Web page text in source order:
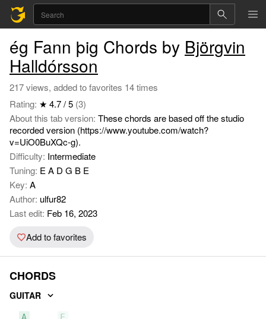
ég Fann þig Chords by Björgvin
Halldórsson
217 views, added to favorites 14 times
Rating: ★ 4.7 / 5 (3)
About this tab version: These chords are based off the studio
recorded version (https://www.youtube.com/watch?
v=UiO0BuXQc-g).
Difficulty: Intermediate
Tuning: E A D G B E
Key: A
Author: ulfur82
Last edit: Feb 16, 2023
Add to favorites
CHORDS
GUITAR